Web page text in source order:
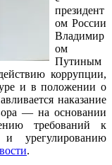
президент
ом России
Владимир
ом
Путиным
коррупции,
и в положении о
наказание
— на основании
требований к
урегулированию
.